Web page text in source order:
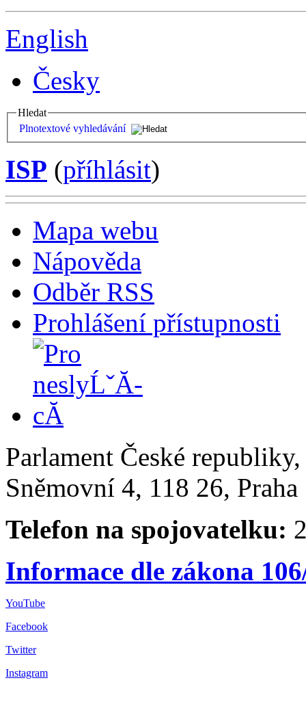
English
Česky
Hledat
Plnotextové vyhledávání
ISP (příhlásit)
Mapa webu
Nápověda
Odběr RSS
Prohlášení přístupnosti
Parlament České
Sněmovní 4, 118 26,
Telefon na spojovatelku:
Informace dle zákona
YouTube
Facebook
Twitter
Instagram